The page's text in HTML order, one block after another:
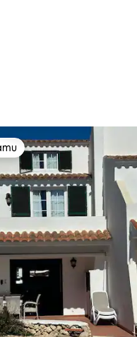
14 ulasan